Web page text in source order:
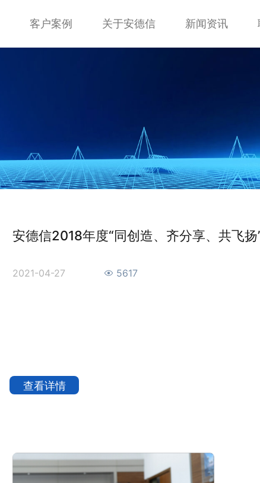
客户案例 关于安德信 新闻资讯
安德信2018年度“同创造、齐分享、共飞扬
2021-04-27 5617
查看详情